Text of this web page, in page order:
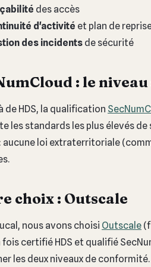
des accès
d'activité et plan de
des incidents de sécurité
: le
de HDS, la qualification
les standards les plus élevés
loi extraterritoriale
choix : Outscale
nous avons choisi Outscale
fois certifié HDS et qualifié
les deux niveaux de conformité.